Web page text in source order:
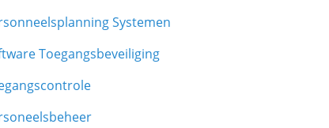
Systemen
Toegangsbeveiliging